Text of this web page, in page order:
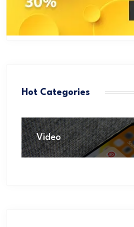
Hot Categories
Video